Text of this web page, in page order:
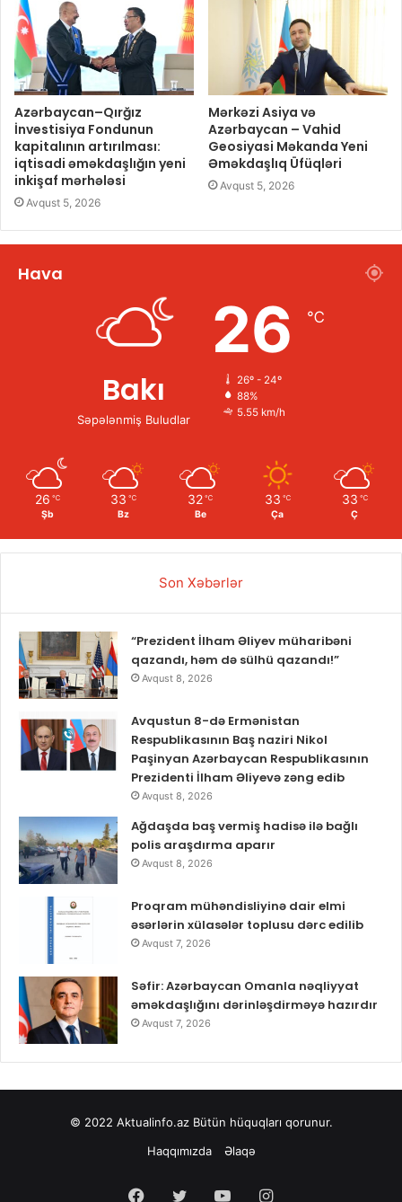
Azərbaycan–Qırğız
İnvestisiya Fondunun
kapitalının artırılması:
iqtisadi əməkdaşlığın yeni
inkişaf mərhələsi
Avqust 5, 2026
Mərkəzi Asiya və
Azərbaycan – Vahid
Geosiyasi Məkanda Yeni
Əməkdaşlıq Üfüqləri
Avqust 5, 2026
Hava
Bakı
Səpələnmiş Buludlar
26 ℃
26º - 24º
88%
5.55 km/h
26 ℃
Şb
33 ℃
Bz
32 ℃
Be
33 ℃
Ça
33 ℃
Ç
Son Xəbərlər
“Prezident İlham Əliyev müharibəni
qazandı, həm də sülhü qazandı!”
Avqust 8, 2026
Avqustun 8-də Ermənistan
Respublikasının Baş naziri Nikol
Paşinyan Azərbaycan Respublikasının
Prezidenti İlham Əliyevə zəng edib
Avqust 8, 2026
Ağdaşda baş vermiş hadisə ilə bağlı
polis araşdırma aparır
Avqust 8, 2026
Proqram mühəndisliyinə dair elmi
əsərlərin xülasələr toplusu dərc edilib
Avqust 7, 2026
Səfir: Azərbaycan Omanla nəqliyyat
əməkdaşlığını dərinləşdirməyə hazırdır
Avqust 7, 2026
© 2022 Aktualinfo.azBütün hüquqları qorunur.
Haqqımızda
Əlaqə
Facebook
TwitterYouTubeInstagram